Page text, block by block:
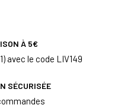
À 5€
avec le code LIV149
SÉCURISÉE